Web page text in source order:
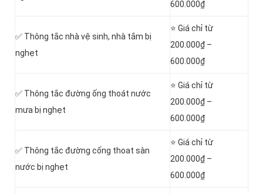
600.000₫
✅ Thông tắc nhà vệ sinh, nhà tắm bị
nghẹt
⭐ Giá chỉ từ
200.000₫ –
600.000₫
✅ Thông tắc đường ống thoát nước
mưa bị nghẹt
⭐ Giá chỉ từ
200.000₫ –
600.000₫
✅ Thông tắc đường cống thoat sàn
nước bị nghẹt
⭐ Giá chỉ từ
200.000₫ –
600.000₫